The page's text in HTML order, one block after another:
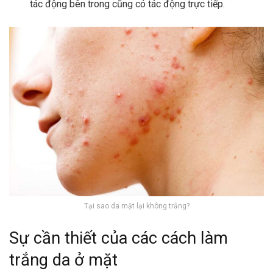
tác động bên trong cũng có tác động trực tiếp.
Tại sao da mặt lại không trắng?
Sự cần thiết của các cách làm
trắng da ở mặt